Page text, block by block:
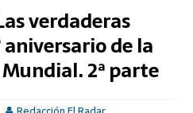
verdaderas
aniversario de la
2ª parte